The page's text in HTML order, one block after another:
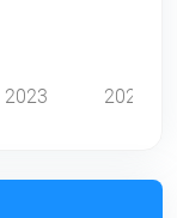
2023 2024